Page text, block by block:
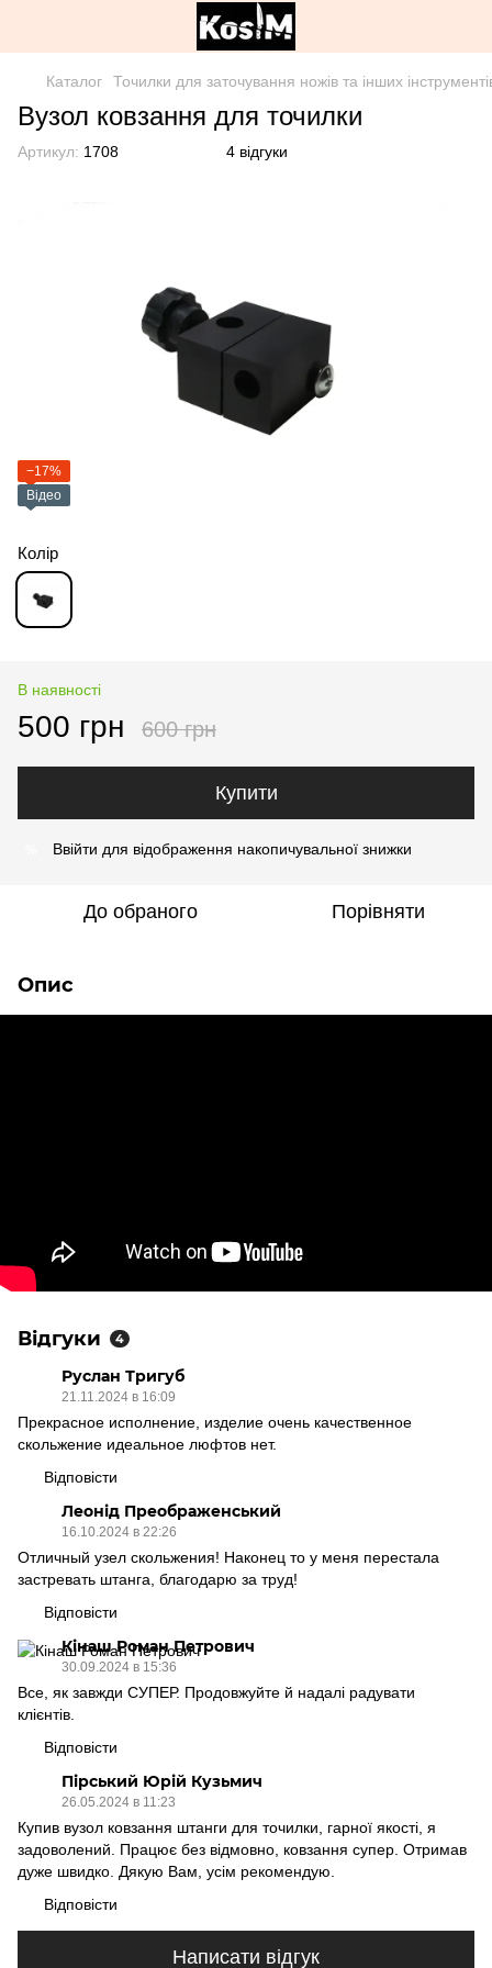
Каталог Точилки для заточування ножів та інших
Вузол ковзання для точилки
Артикул: 1708 4 відгуки
−17%
Відео
Колір
В наявності
500 грн 600 грн
Купити
Ввійти для відображення накопичувальної знижки
До обраного Порівняти
Опис
Відгуки 4
Руслан Тригуб
21.11.2024 в 16:09
Прекрасное исполнение, изделие очень качественное
скольжение идеальное люфтов нет.
Відповісти
Леонід Преображенський
16.10.2024 в 22:26
Отличный узел скольжения! Наконец то у меня перестала
застревать штанга, благодарю за труд!
Відповісти
Кінаш Роман Петрович
30.09.2024 в 15:36
Все, як завжди СУПЕР. Продовжуйте й надалі радувати
клієнтів.
Відповісти
Пірський Юрій Кузьмич
26.05.2024 в 11:23
Купив вузол ковзання штанги для точилки, гарної якості, я
задоволений. Працює без відмовно, ковзання супер. Отримав
дуже швидко. Дякую Вам, усім рекомендую.
Відповісти
Написати відгук